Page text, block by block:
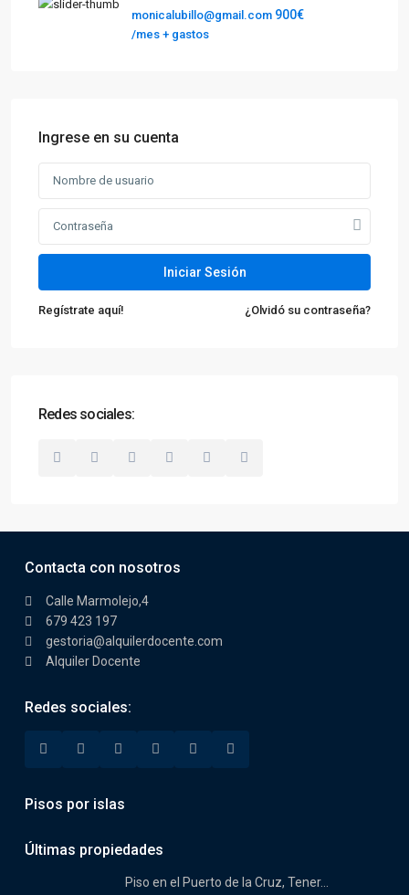
monicalubillo@gmail.com 900€
/mes + gastos
Ingrese en su cuenta
Iniciar Sesión
Regístrate aquí! ¿Olvidó su contraseña?
Redes sociales:
Contacta con nosotros
Calle Marmolejo,4
679 423 197
gestoria@alquilerdocente.com
Alquiler Docente
Redes sociales:
Pisos por islas
Últimas propiedades
Piso en el Puerto de la Cruz, Tener...